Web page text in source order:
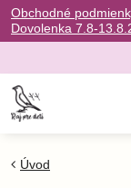
Obchodné
Dovolenka 7.8-
Úvod